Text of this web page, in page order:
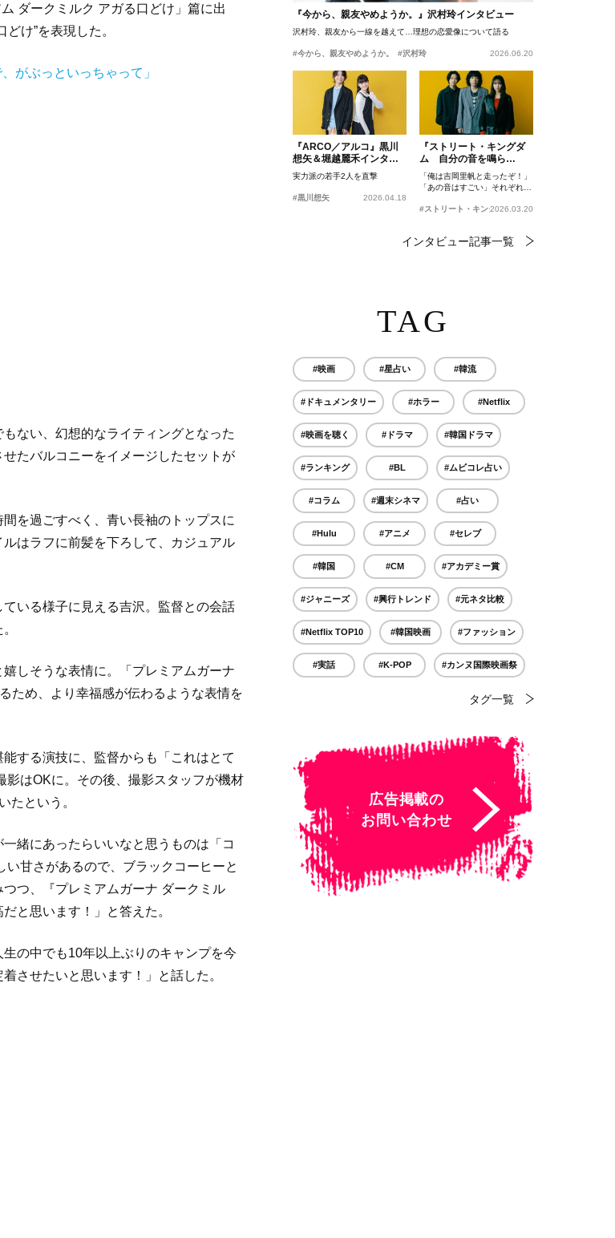
ダークミルク アガる口どけ」篇に出
け”を表現した。
がぶっといっちゃって」
ない、幻想的なライティングとなった
たバルコニーをイメージしたセットが
を過ごすべく、青い長袖のトップスに
はラフに前髪を下ろして、カジュアル
いる様子に見える吉沢。監督との会話
しそうな表情に。「プレミアムガーナ
ため、より幸福感が伝わるような表情を
する演技に、監督からも「これはとて
影はOKに。その後、撮影スタッフが機材
たという。
緒にあったらいいなと思うものは「コ
甘さがあるので、ブラックコーヒーと
つ、『プレミアムガーナ ダークミル
と思います！」と答えた。
の中でも10年以上ぶりのキャンプを今
させたいと思います！」と話した。
『今から、親友やめようか。』沢村玲インタビュー
沢村玲、親友から一線を越えて…理想の恋愛像について語る
#今から、親友やめようか。 #沢村玲 2026.06.20
『ARCO／アルコ』黒川
想矢＆堀越麗禾インタビ
ュー
実力派の若手2人を直撃
#黒川想矢 2026.04.18
『ストリート・キングダ
ム 自分の音を鳴ら
せ。』峯田和伸、若葉竜
也、吉岡里帆インタビュ
ー
「俺は吉岡里帆と走ったぞ！」
「あの音はすごい」それぞれの
#ストリート・キングダム 自分の音を鳴らせ。
2026.03.20
インタビュー記事一覧
TAG
#映画 #星占い #韓流
#ドキュメンタリー #ホラー #Netflix
#映画を聴く #ドラマ #韓国ドラマ
#ランキング #BL #ムビコレ占い
#コラム #週末シネマ #占い
#Hulu #アニメ #セレブ
#韓国 #CM #アカデミー賞
#ジャニーズ #興行トレンド #元ネタ比較
#Netflix TOP10 #韓国映画 #ファッション
#実話 #K-POP #カンヌ国際映画祭
タグ一覧
広告掲載の
お問い合わせ